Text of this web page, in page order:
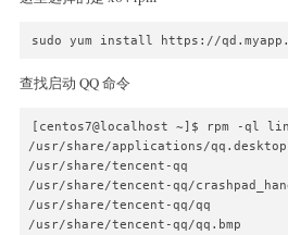
sudo yum install https://
查找启动 QQ 命令
[centos7@localhost ~]$ rpm -ql
/usr/share/applications/qq.desktop
/usr/share/tencent-qq
/usr/share/tencent-qq/
/usr/share/tencent-qq/qq
/usr/share/tencent-qq/qq.bmp